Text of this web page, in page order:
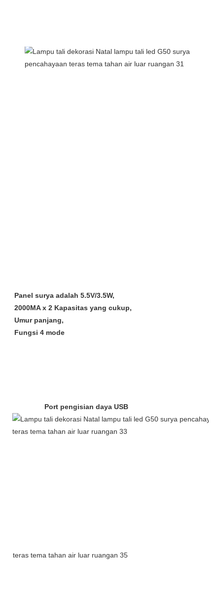
Panel surya adalah 5.5V/3.5W,
2000MA x 2 Kapasitas yang cukup,
Umur panjang,
Fungsi 4 mode
Port pengisian daya USB